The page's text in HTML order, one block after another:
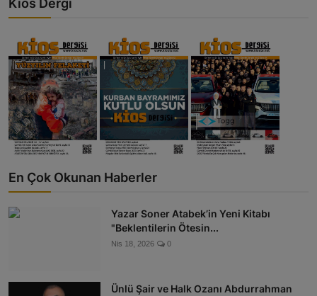
Kios Dergi
En Çok Okunan Haberler
Yazar Soner Atabek’in Yeni Kitabı
"Beklentilerin Ötesin...
Nis 18, 2026 0
Ünlü Şair ve Halk Ozanı Abdurrahman